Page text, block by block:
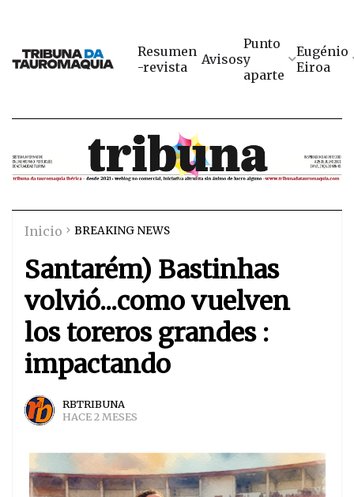
Resumen
-revista
Avisos
Punto
y
aparte
Eugénio
Eiroa
Inicio BREAKING NEWS
Santarém) Bastinhas
volvió...como vuelven
los toreros grandes :
impactando
RBTRIBUNA
HACE 2 MESES